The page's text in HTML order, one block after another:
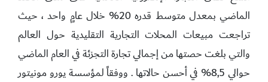
الماضي بمعدل متوسط ​​قدره 20% خلال عامٍ واحد ، حيث
تراجعت مبيعات المحلات التجارية التقليدية حول العالم
والتي بلغت حصتها من إجمالي تجارة التجزئة في العام الماضي
حوالي 8,5% في أحسن حالاتها . ووفقاً لمؤسسة يورو مونيتور